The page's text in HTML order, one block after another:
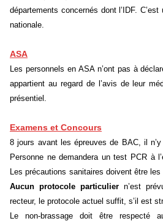
départements concernés dont l’IDF.
nationale.
ASA
Les personnels en ASA n’ont pas à
appartient au regard de l’avis de leur
présentiel.
Examens et Concours
8 jours avant les épreuves de BAC, il
Personne ne demandera un test PCR à
Les précautions sanitaires doivent être
Aucun protocole particulier n’est
recteur, le protocole actuel suffit, s’il est
Le non-brassage doit être respecté